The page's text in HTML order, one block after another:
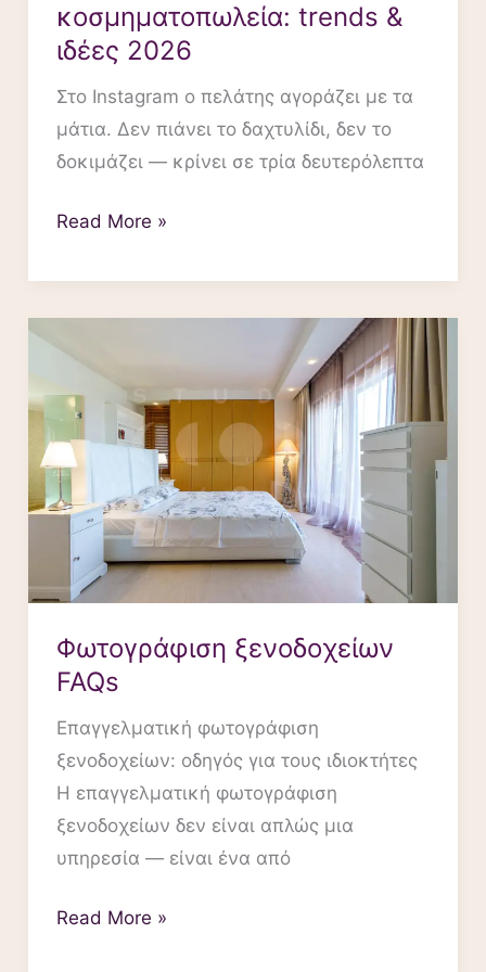
κοσμηματοπωλεία: trends &
ιδέες 2026
Στο Instagram ο πελάτης αγοράζει με τα
μάτια. Δεν πιάνει το δαχτυλίδι, δεν το
δοκιμάζει — κρίνει σε τρία δευτερόλεπτα
Read More »
Φωτογράφιση ξενοδοχείων
FAQs
Επαγγελματική φωτογράφιση
ξενοδοχείων: οδηγός για τους ιδιοκτήτες
Η επαγγελματική φωτογράφιση
ξενοδοχείων δεν είναι απλώς μια
υπηρεσία — είναι ένα από
ξενοδοχείων
FAQs
Read More »